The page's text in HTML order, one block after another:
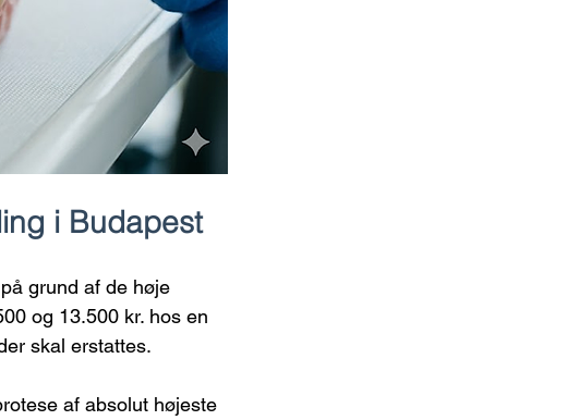
i Budapest
grund af de høje
og 13.500 kr. hos en
skal erstattes.
af absolut højeste